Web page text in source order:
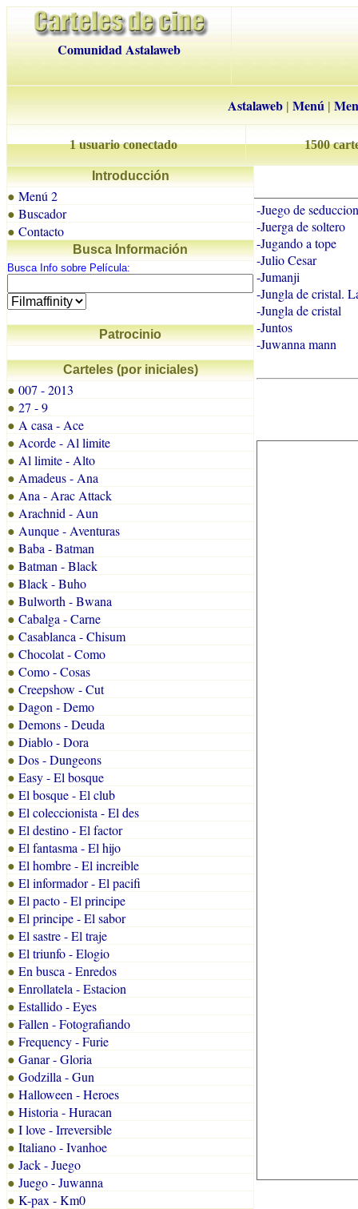
Comunidad Astalaweb
Astalaweb| Menú|
1 usuario conectado 1500
Introducción
● Menú 2
● Buscador
● Contacto
Busca Información
Busca Info sobre Película:
Patrocinio
Carteles (por iniciales)
● 007 - 2013
● 27 - 9
● A casa - Ace
● Acorde - Al limite
● Al limite - Alto
● Amadeus - Ana
● Ana - Arac Attack
● Arachnid - Aun
● Aunque - Aventuras
● Baba - Batman
● Batman - Black
● Black - Buho
● Bulworth - Bwana
● Cabalga - Carne
● Casablanca - Chisum
● Chocolat - Como
● Como - Cosas
● Creepshow - Cut
● Dagon - Demo
● Demons - Deuda
● Diablo - Dora
● Dos - Dungeons
● Easy - El bosque
● El bosque - El club
● El coleccionista - El des
● El destino - El factor
● El fantasma - El hijo
● El hombre - El increible
● El informador - El pacifi
● El pacto - El principe
● El principe - El sabor
● El sastre - El traje
● El triunfo - Elogio
● En busca - Enredos
● Enrollatela - Estacion
● Estallido - Eyes
● Fallen - Fotografiando
● Frequency - Furie
● Ganar - Gloria
● Godzilla - Gun
● Halloween - Heroes
● Historia - Huracan
● I love - Irreversible
● Italiano - Ivanhoe
● Jack - Juego
● Juego - Juwanna
● K-pax - Km0
-Juego de seduccion
-Juerga de soltero
-Jugando a tope
-Julio Cesar
-Jumanji
-Jungla de cristal.
-Jungla de cristal
-Juntos
-Juwanna mann